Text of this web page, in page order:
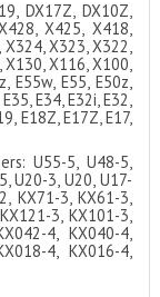
DX17Z, DX10Z,
X425, X418,
X323, X322,
X116, X100,
E55w, E55, E50z,
E34, E32i, E32,
E18Z, E17Z, E17,
U55-5, U48-5,
U20-3, U20, U17-
KX71-3, KX61-3,
3, KX101-3,
4, KX040-4,
4, KX016-4,